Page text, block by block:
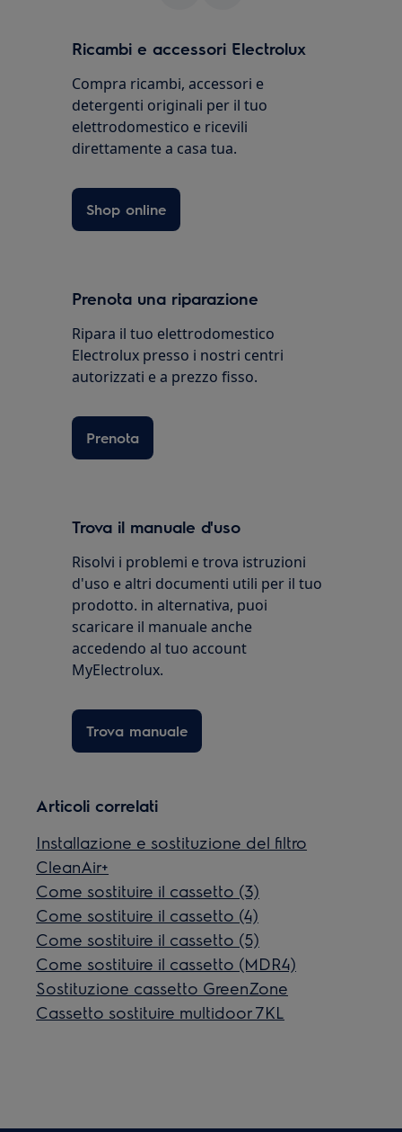
Ricambi e accessori Electrolux
Compra ricambi, accessori e
detergenti originali per il tuo
elettrodomestico e ricevili
direttamente a casa tua.
Shop online
Prenota una riparazione
Ripara il tuo elettrodomestico
Electrolux presso i nostri centri
autorizzati e a prezzo fisso.
Prenota
Trova il manuale d'uso
Risolvi i problemi e trova istruzioni
d'uso e altri documenti utili per il tuo
prodotto. in alternativa, puoi
scaricare il manuale anche
accedendo al tuo account
MyElectrolux.
Trova manuale
Articoli correlati
Installazione e sostituzione del filtro
CleanAir+
Come sostituire il cassetto (3)
Come sostituire il cassetto (4)
Come sostituire il cassetto (5)
Come sostituire il cassetto (MDR4)
Sostituzione cassetto GreenZone
Cassetto sostituire multidoor 7KL